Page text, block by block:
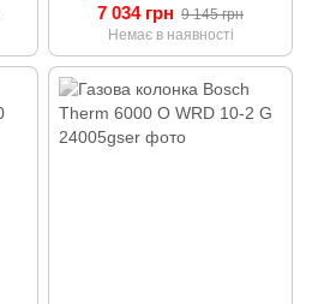
7 034 грн 9 145 грн
Немає в наявності